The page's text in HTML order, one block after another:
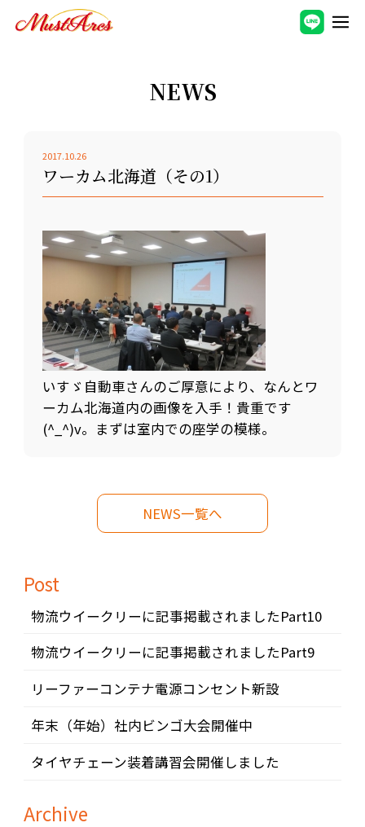
NEWS
2017.10.26
ワーカム北海道（その1）
いすゞ自動車さんのご厚意により、なんとワ
ーカム北海道内の画像を入手！貴重です
(^_^)v。まずは室内での座学の模様。
NEWS一覧へ
Post
物流ウイークリーに記事掲載されましたPart10
物流ウイークリーに記事掲載されましたPart9
リーファーコンテナ電源コンセント新設
年末（年始）社内ビンゴ大会開催中
タイヤチェーン装着講習会開催しました
Archive